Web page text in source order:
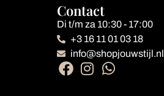
Contact
Di t/m za 10:30 - 17:00
+3 16 11 01 03 18
info@shopjouwstijl.nl